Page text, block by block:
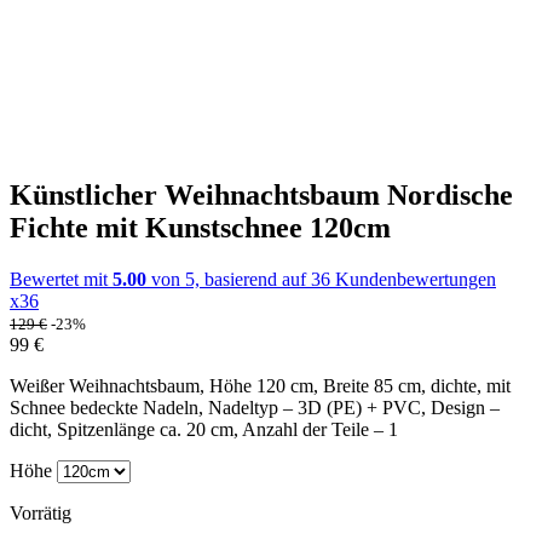
Künstlicher Weihnachtsbaum Nordische
Fichte mit Kunstschnee 120cm
Bewertet mit 5.00 von 5, basierend auf36 Kundenbewertungen
x36
129€ -23%
99 €
Weißer Weihnachtsbaum, Höhe 120 cm, Breite 85 cm, dichte, mit
Schnee bedeckte Nadeln, Nadeltyp – 3D (PE) + PVC, Design –
dicht, Spitzenlänge ca. 20 cm, Anzahl der Teile – 1
Höhe
Vorrätig